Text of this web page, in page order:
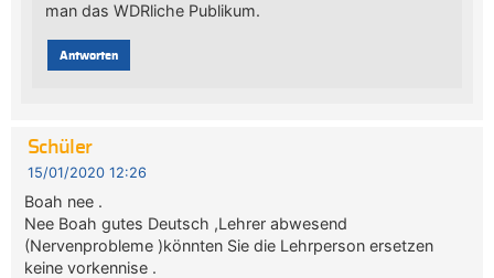
man das WDRliche Publikum.
Antworten
Schüler
15/01/2020 12:26
Boah nee .
Nee Boah gutes Deutsch ,Lehrer abwesend
(Nervenprobleme )könnten Sie die Lehrperson ersetzen
keine vorkennise .